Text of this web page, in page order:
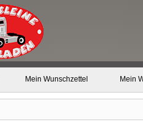
Mein Wunschzettel Mein